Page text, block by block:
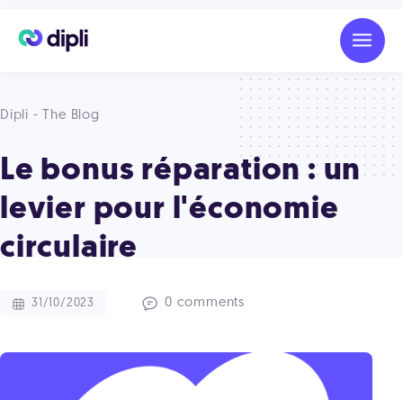
Dipli - The Blog
Le bonus réparation : un
levier pour l'économie
circulaire
31/10/2023 0 comments